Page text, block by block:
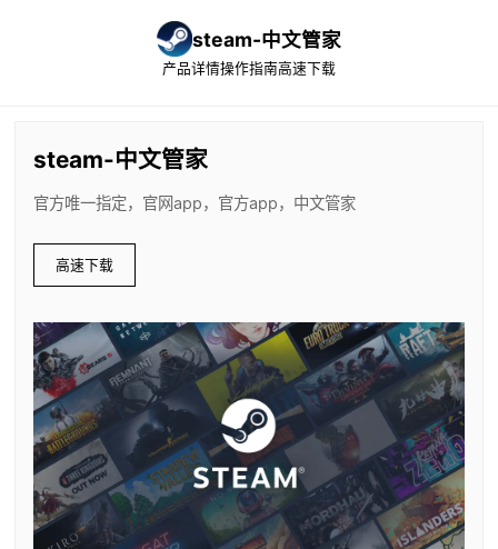
steam-中文管家
产品详情操作指南高速下载
steam-中文管家
官方唯一指定，官网app，官方app，中文管家
高速下载